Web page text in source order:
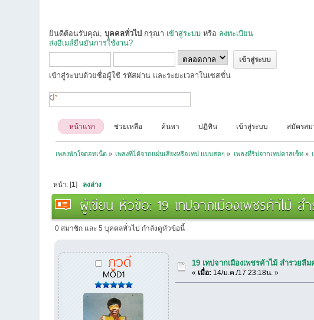
ยินดีต้อนรับคุณ,บุคคลทั่วไป กรุณา เข้าสู่ระบบ หรือ ลงทะเบียน
ส่งอีเมล์ยืนยันการใช้งาน?
เข้าสู่ระบบด้วยชื่อผู้ใช้ รหัสผ่าน และระยะเวลาในเซสชั่น
หน้าแรก ช่วยเหลือ ค้นหา ปฏิทิน เข้าสู่ระบบ สมัครส
เพลงพักใจดอทเน็ต» เพลงที่ได้จากแผ่นเสียงหรือเทป แบบสดๆ » เพลงที่ริปจากเทปคาสเซ็ท»
หน้า: [1] ลงล่าง
ผู้เขียน หัวข้อ: 19 เทปจากเมืองเพชรค้าไม้
0 สมาชิก และ 5 บุคคลทั่วไป กำลังดูหัวข้อนี้
ภูวดี
MOD1
19 เทปจากเมืองเพชรค้าไม้ สำรวยลืม
« เมื่อ: 14/ม.ค./17 23:18น. »